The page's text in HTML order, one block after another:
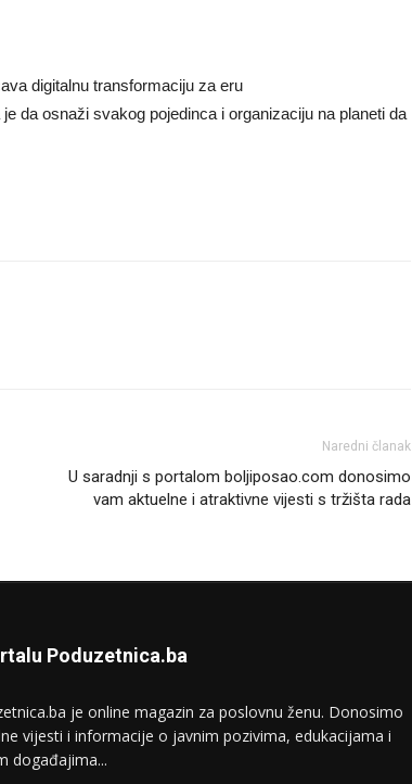
digitalnu transformaciju za eru
da osnaži svakog pojedinca i organizaciju na planeti da
Naredni članak
U saradnji s portalom boljiposao.com donosimo
vam aktuelne i atraktivne vijesti s tržišta rada
Poduzetnica.ba
je online magazin za poslovnu ženu. Donosimo
vijesti i informacije o javnim pozivima, edukacijama i
događajima...